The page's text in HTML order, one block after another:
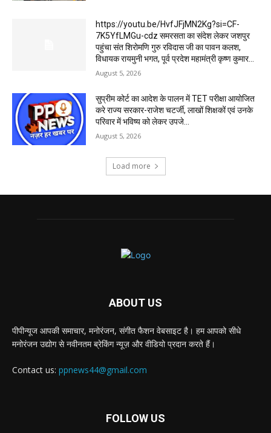
https://youtu.be/HvfJFjMN2Kg?si=CF-
7K5YfLMGu-cdz समरसता का संदेश लेकर जशपुर
पहुंचा संत शिरोमणि गुरु रविदास जी का पावन कलश,
विधायक रायमुनी भगत, पूर्व प्रदेश महामंत्री कृष्ण कुमार...
August 5, 2026
सुप्रीम कोर्ट का आदेश के पालन में TET परीक्षा आयोजित
करे राज्य सरकार-राजेश चटर्जी, लाखों शिक्षकों एवं उनके
परिवार में भविष्य को लेकर उपजे...
August 5, 2026
Load more
ABOUT US
पीपीन्यूज आपकी समाचार, मनोरंजन, संगीत फैशन वेबसाइट है। हम आपको सीधे
मनोरंजन उद्योग से नवीनतम ब्रेकिंग न्यूज़ और वीडियो प्रदान करते हैं।
Contact us: ppnews44@gmail.com
FOLLOW US